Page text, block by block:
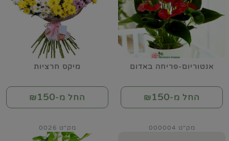
אנטוריום-פריחה באדום
החל מ-₪150
מיקס חרציות
החל מ-₪150
מק"ט 000004 מק"ט 0026